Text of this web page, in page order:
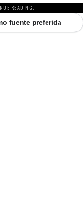
READING.
fuente preferida